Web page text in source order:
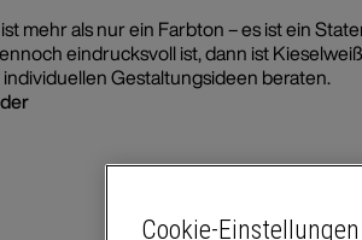
mehr als nur ein Farbton – es ist ein
eindrucksvoll ist, dann ist
individuellen Gestaltungsideen beraten.
Cookie-Einstellungen